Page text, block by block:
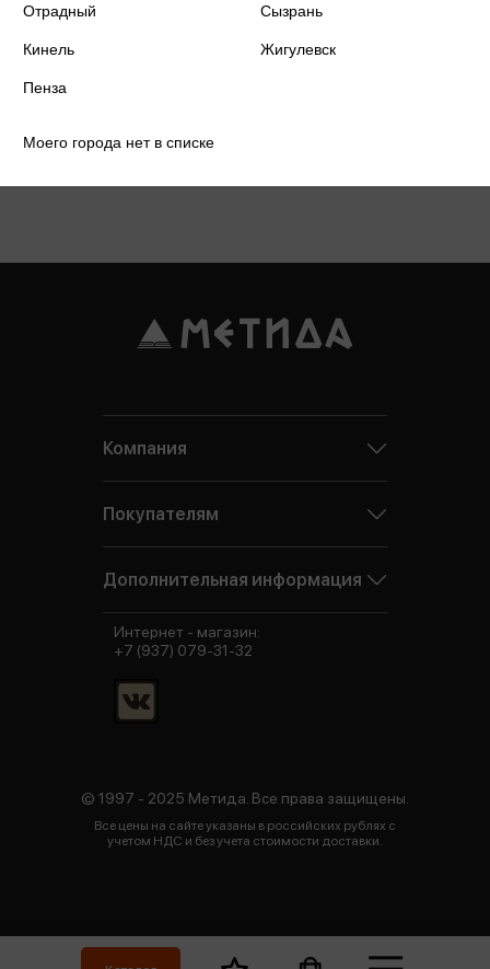
Подробнее о дисконтной карте
Отрадный Сызрань
Кинель Жигулевск
Пенза
Моего города нет в списке
Компания
Покупателям
Дополнительная информация
© 1997 - 2025 Метида. Все права защищены.
Все цены на сайте указаны в российских рублях с
учетом НДС и без учета стоимости доставки.
Интернет - магазин:
+7 (937) 079-31-32